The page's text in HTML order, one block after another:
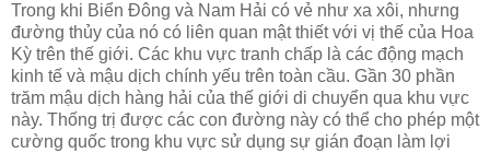
Trong khi Biển Đông và Nam Hải có vẻ như xa xôi, nhưng
đường thủy của nó có liên quan mật thiết với vị thế của Hoa
Kỳ trên thế giới. Các khu vực tranh chấp là các động mạch
kinh tế và mậu dịch chính yếu trên toàn cầu. Gần 30 phần
trăm mậu dịch hàng hải của thế giới di chuyển qua khu vực
này. Thống trị được các con đường này có thể cho phép một
cường quốc trong khu vực sử dụng sự gián đoạn làm lợi